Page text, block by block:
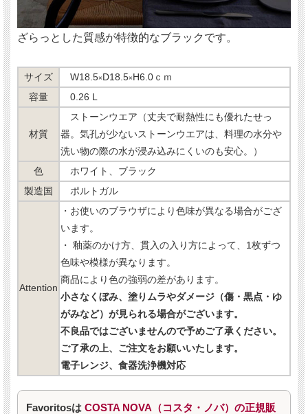
ざらっとした質感が特徴的なブラックです。
サイズ W18.5×D18.5×H6.0ｃｍ
容量
0.26 L
材質
ストーンウエア（丈夫で耐熱性にも優れたせっ
器。気孔が少ないストーンウエアは、料理の水分や
洗い物の際の水が浸み込みにくいのも安心。）
色
ホワイト、ブラック
製造国
ポルトガル
Attention
・お使いのブラウザにより色味が異なる場合がござ
います。
・ 釉薬のかけ方、貫入の入り方によって、1枚ずつ
色味や模様が異なります。
商品により色の強弱の差があります。
小さなくぼみ、塗りムラやダメージ（傷・黒点・ゆ
がみなど）が見られる場合がございます。
不良品ではございませんので予めご了承ください。
ご了承の上、ご注文をお願いいたします。
電子レンジ、食器洗浄機対応
Favoritosは COSTA NOVA（コスタ・ノバ）の正規販